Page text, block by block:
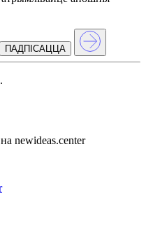
ПАДПIСАЦЦА
newideas.center